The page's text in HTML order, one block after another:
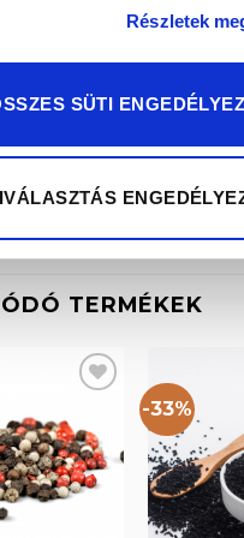
Részletek
SÜTI
előfordulása a
tényleges megjelenéstől.
információk
TERMÉKEK
Kedvencekhez
-33%